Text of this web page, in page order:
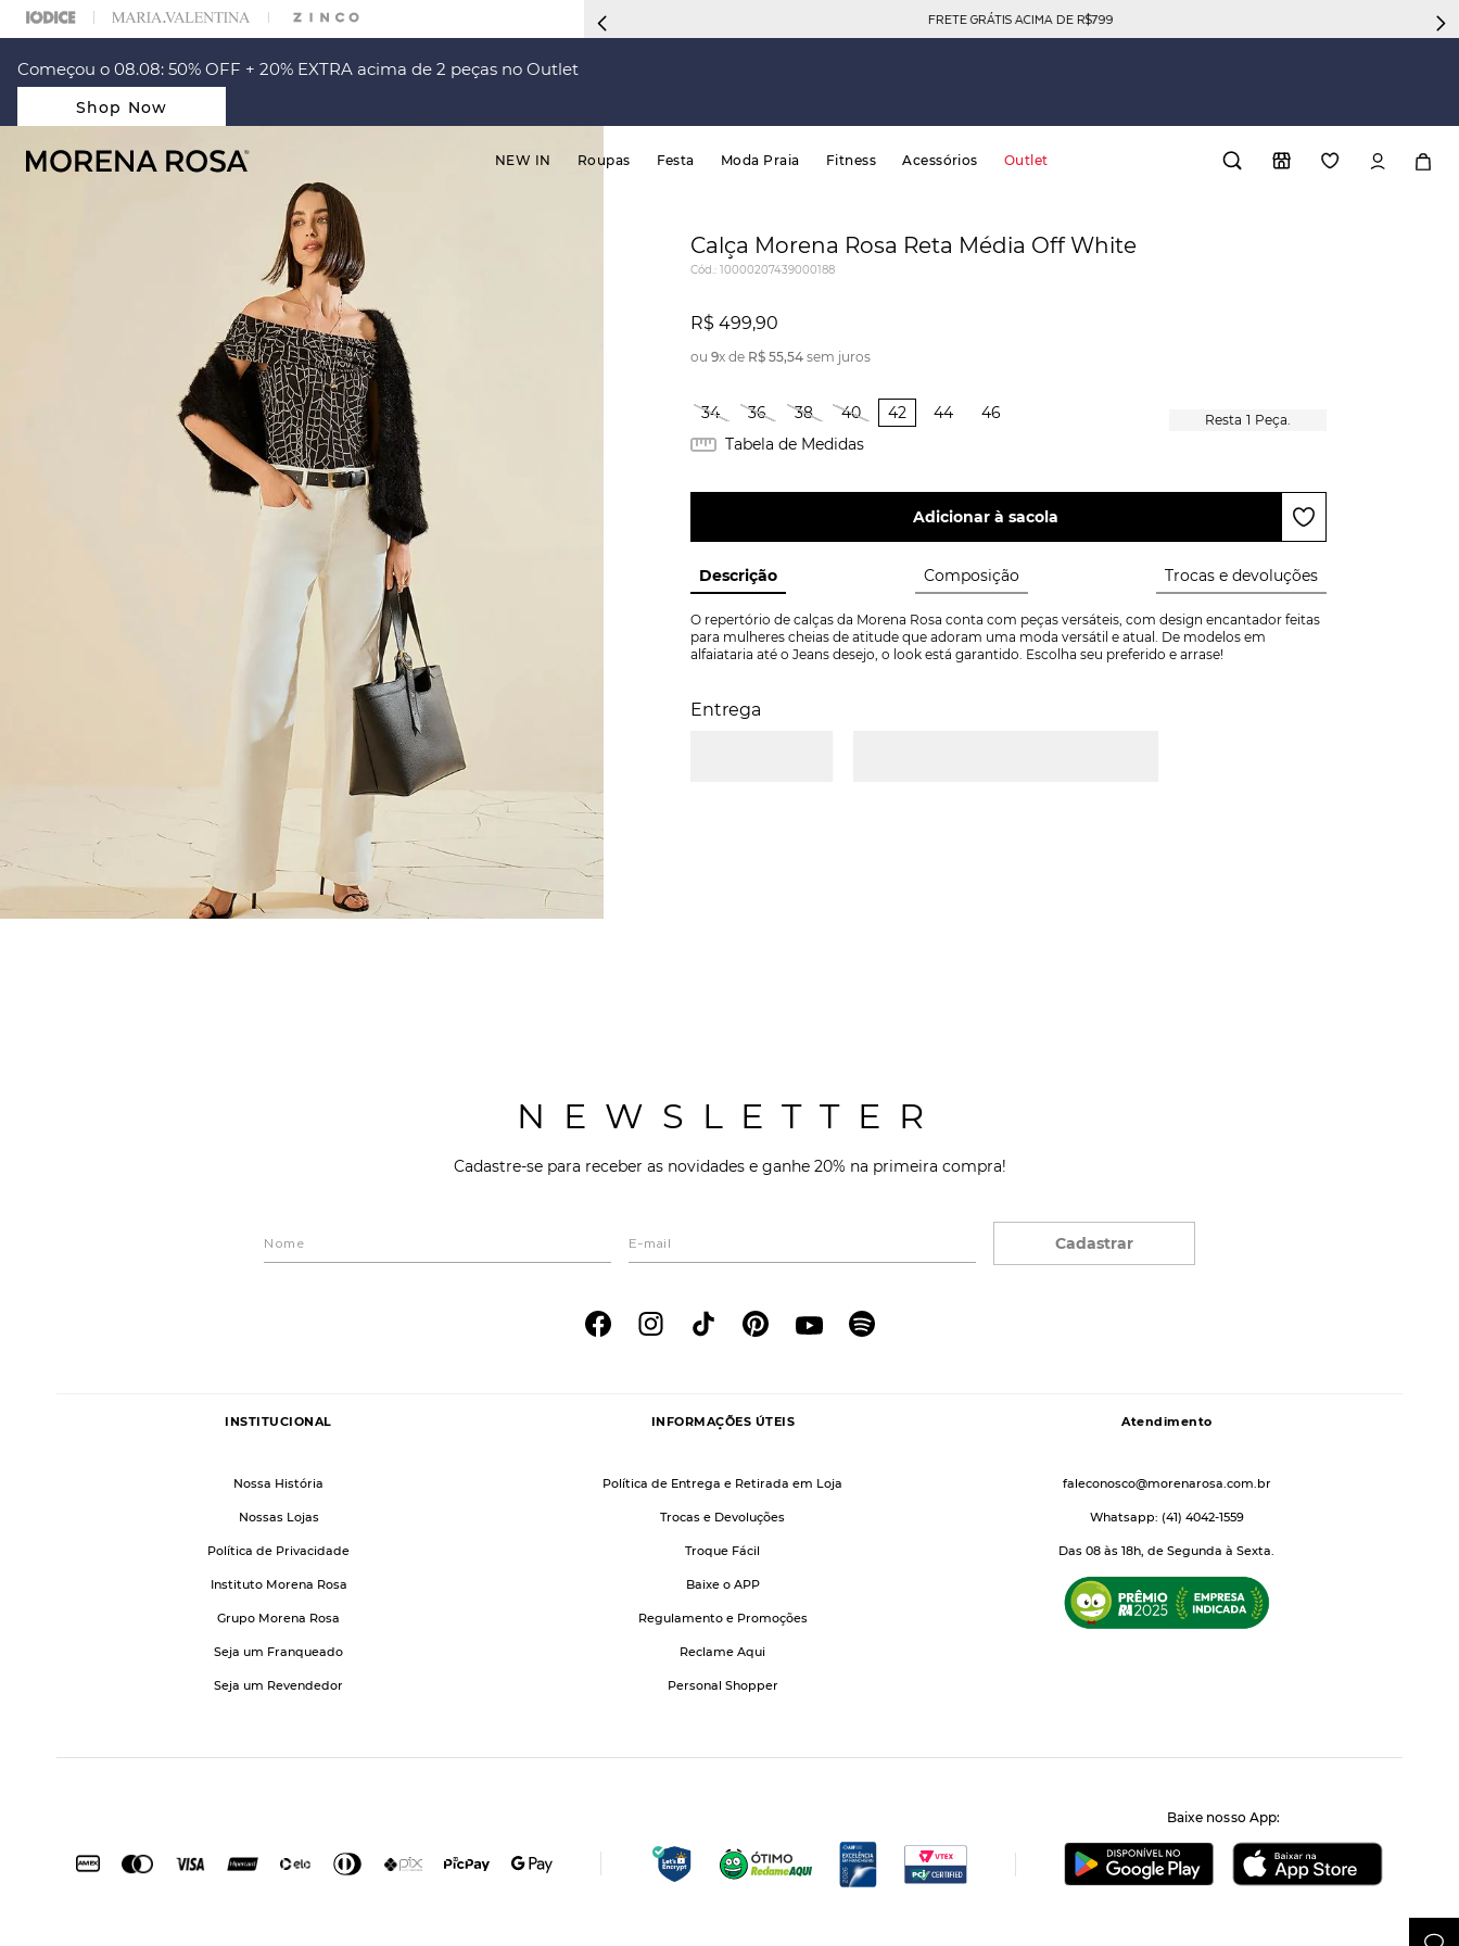
ESCOLHER SEU LOOK?FALE COM NOSSA PERSONAL SHOPPER. FRETE GRÁTIS ACIMA DE R$799
Começou o 08.08: 50% OFF + 20% EXTRA acima de 2 peças no Outlet
Shop Now
NEW IN Roupas Festa Moda Praia Fitness Acessórios Outlet
Calça Morena Rosa Reta Média Off White
Cód.: 10000207439000188
R$ 499,90
ou 9x de R$ 55,54 sem juros
34 36 38 40 42 44 46 1 Peça.
Tabela de Medidas
Adicionar à sacola
Descrição Composição Trocas e devoluções
O repertório de calças da Morena Rosa conta com peças versáteis, com design encantador feitas
para mulheres cheias de atitude que adoram uma moda versátil e atual. De modelos em
alfaiataria até o Jeans desejo, o look está garantido. Escolha seu preferido e arrase!
Entrega
NEWSLETTER
Cadastre-se para receber as novidades e ganhe 20% na primeira compra!
Cadastrar
INSTITUCIONAL
Nossa História
Nossas Lojas
Política de Privacidade
Instituto Morena Rosa
Grupo Morena Rosa
Seja um Franqueado
Seja um Revendedor
INFORMAÇÕES ÚTEIS
Política de Entrega e Retirada em Loja
Trocas e Devoluções
Troque Fácil
Baixe o APP
Regulamento e Promoções
Reclame Aqui
Personal Shopper
Atendimento
faleconosco@morenarosa.com.br
Whatsapp: (41) 4042-1559
Das 08 às 18h, de Segunda à Sexta.
Baixe nosso App: